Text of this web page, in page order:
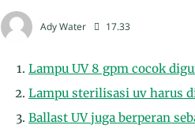
Ady Water 17.33
Lampu UV 8 gpm cocok
Lampu sterilisasi uv harus
Ballast UV juga berperan